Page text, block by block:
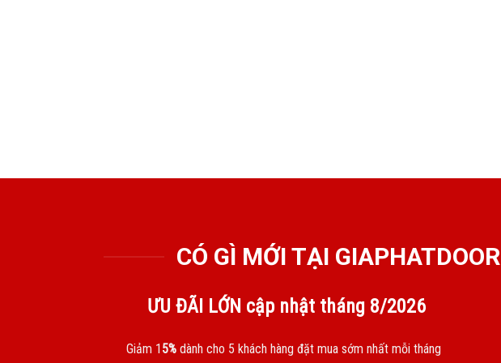
CÓ GÌ MỚI TẠI GIAPHATDOOR
ƯU ĐÃI LỚN cập nhật tháng 8/2026
Giảm 1 5%dành cho 5 khách hàng đặt mua sớm nhất mỗi tháng